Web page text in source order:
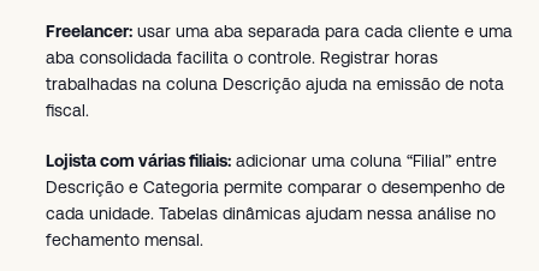
Freelancer: usar uma aba separada para cada cliente e uma
aba consolidada facilita o controle. Registrar horas
trabalhadas na coluna Descrição ajuda na emissão de nota
fiscal.
Lojista com várias filiais: adicionar uma coluna “Filial” entre
Descrição e Categoria permite comparar o desempenho de
cada unidade. Tabelas dinâmicas ajudam nessa análise no
fechamento mensal.